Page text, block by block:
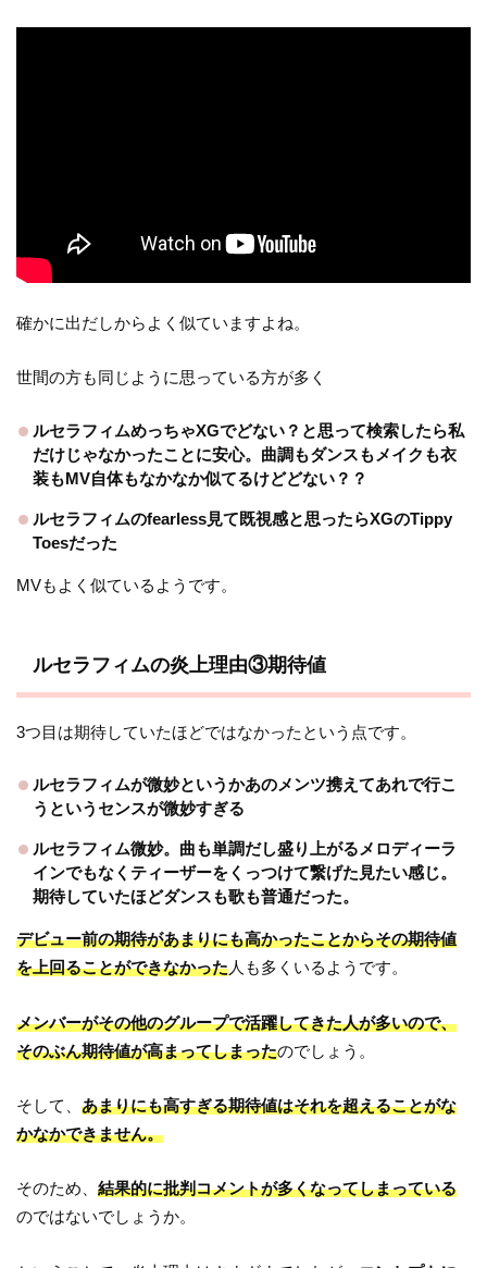
確かに出だしからよく似ていますよね。
世間の方も同じように思っている方が多く
ルセラフィムめっちゃXGでどない？と思って検索したら私
だけじゃなかったことに安心。曲調もダンスもメイクも衣
装もMV自体もなかなか似てるけどどない？？
ルセラフィムのfearless見て既視感と思ったらXGのTippy
Toesだった
MVもよく似ているようです。
ルセラフィムの炎上理由③期待値
3つ目は期待していたほどではなかったという点です。
ルセラフィムが微妙というかあのメンツ携えてあれで行こ
うというセンスが微妙すぎる
ルセラフィム微妙。曲も単調だし盛り上がるメロディーラ
インでもなくティーザーをくっつけて繋げた見たい感じ。
期待していたほどダンスも歌も普通だった。
デビュー前の期待があまりにも高かったことからその期待値
を上回ることができなかった人も多くいるようです。
メンバーがその他のグループで活躍してきた人が多いので、
そのぶん期待値が高まってしまったのでしょう。
そして、あまりにも高すぎる期待値はそれを超えることがな
かなかできません。
そのため、結果的に批判コメントが多くなってしまっている
のではないでしょうか。